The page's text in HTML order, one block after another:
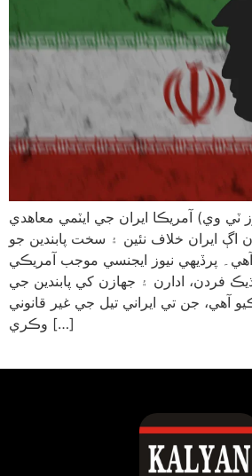
ٽي وي) آمريڪا ايران جي ايٽمي معاهدي
اڳ ايران خلاف نئين ۽ سخت پابندين جو
پرڏيهي نيوز ايجنسي موجب آمريڪي
30 کان وڌيڪ فردن، ادارن ۽ جهازن کي پابندين جي
جن تي ايراني تيل جي غير قانوني
وڪري […]